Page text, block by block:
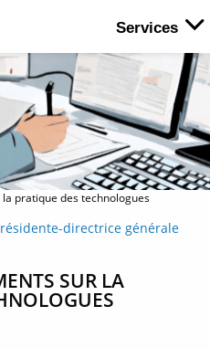
pratique des technologues
directrice générale
SUR LA
Services